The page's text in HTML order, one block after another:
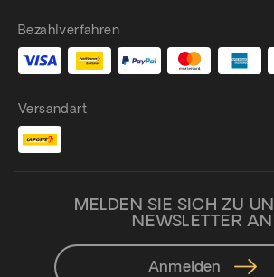
Bezahlverfahren
Versandart
MELDEN SIE SICH ZU
NEWSLETTER AN
Anmelden